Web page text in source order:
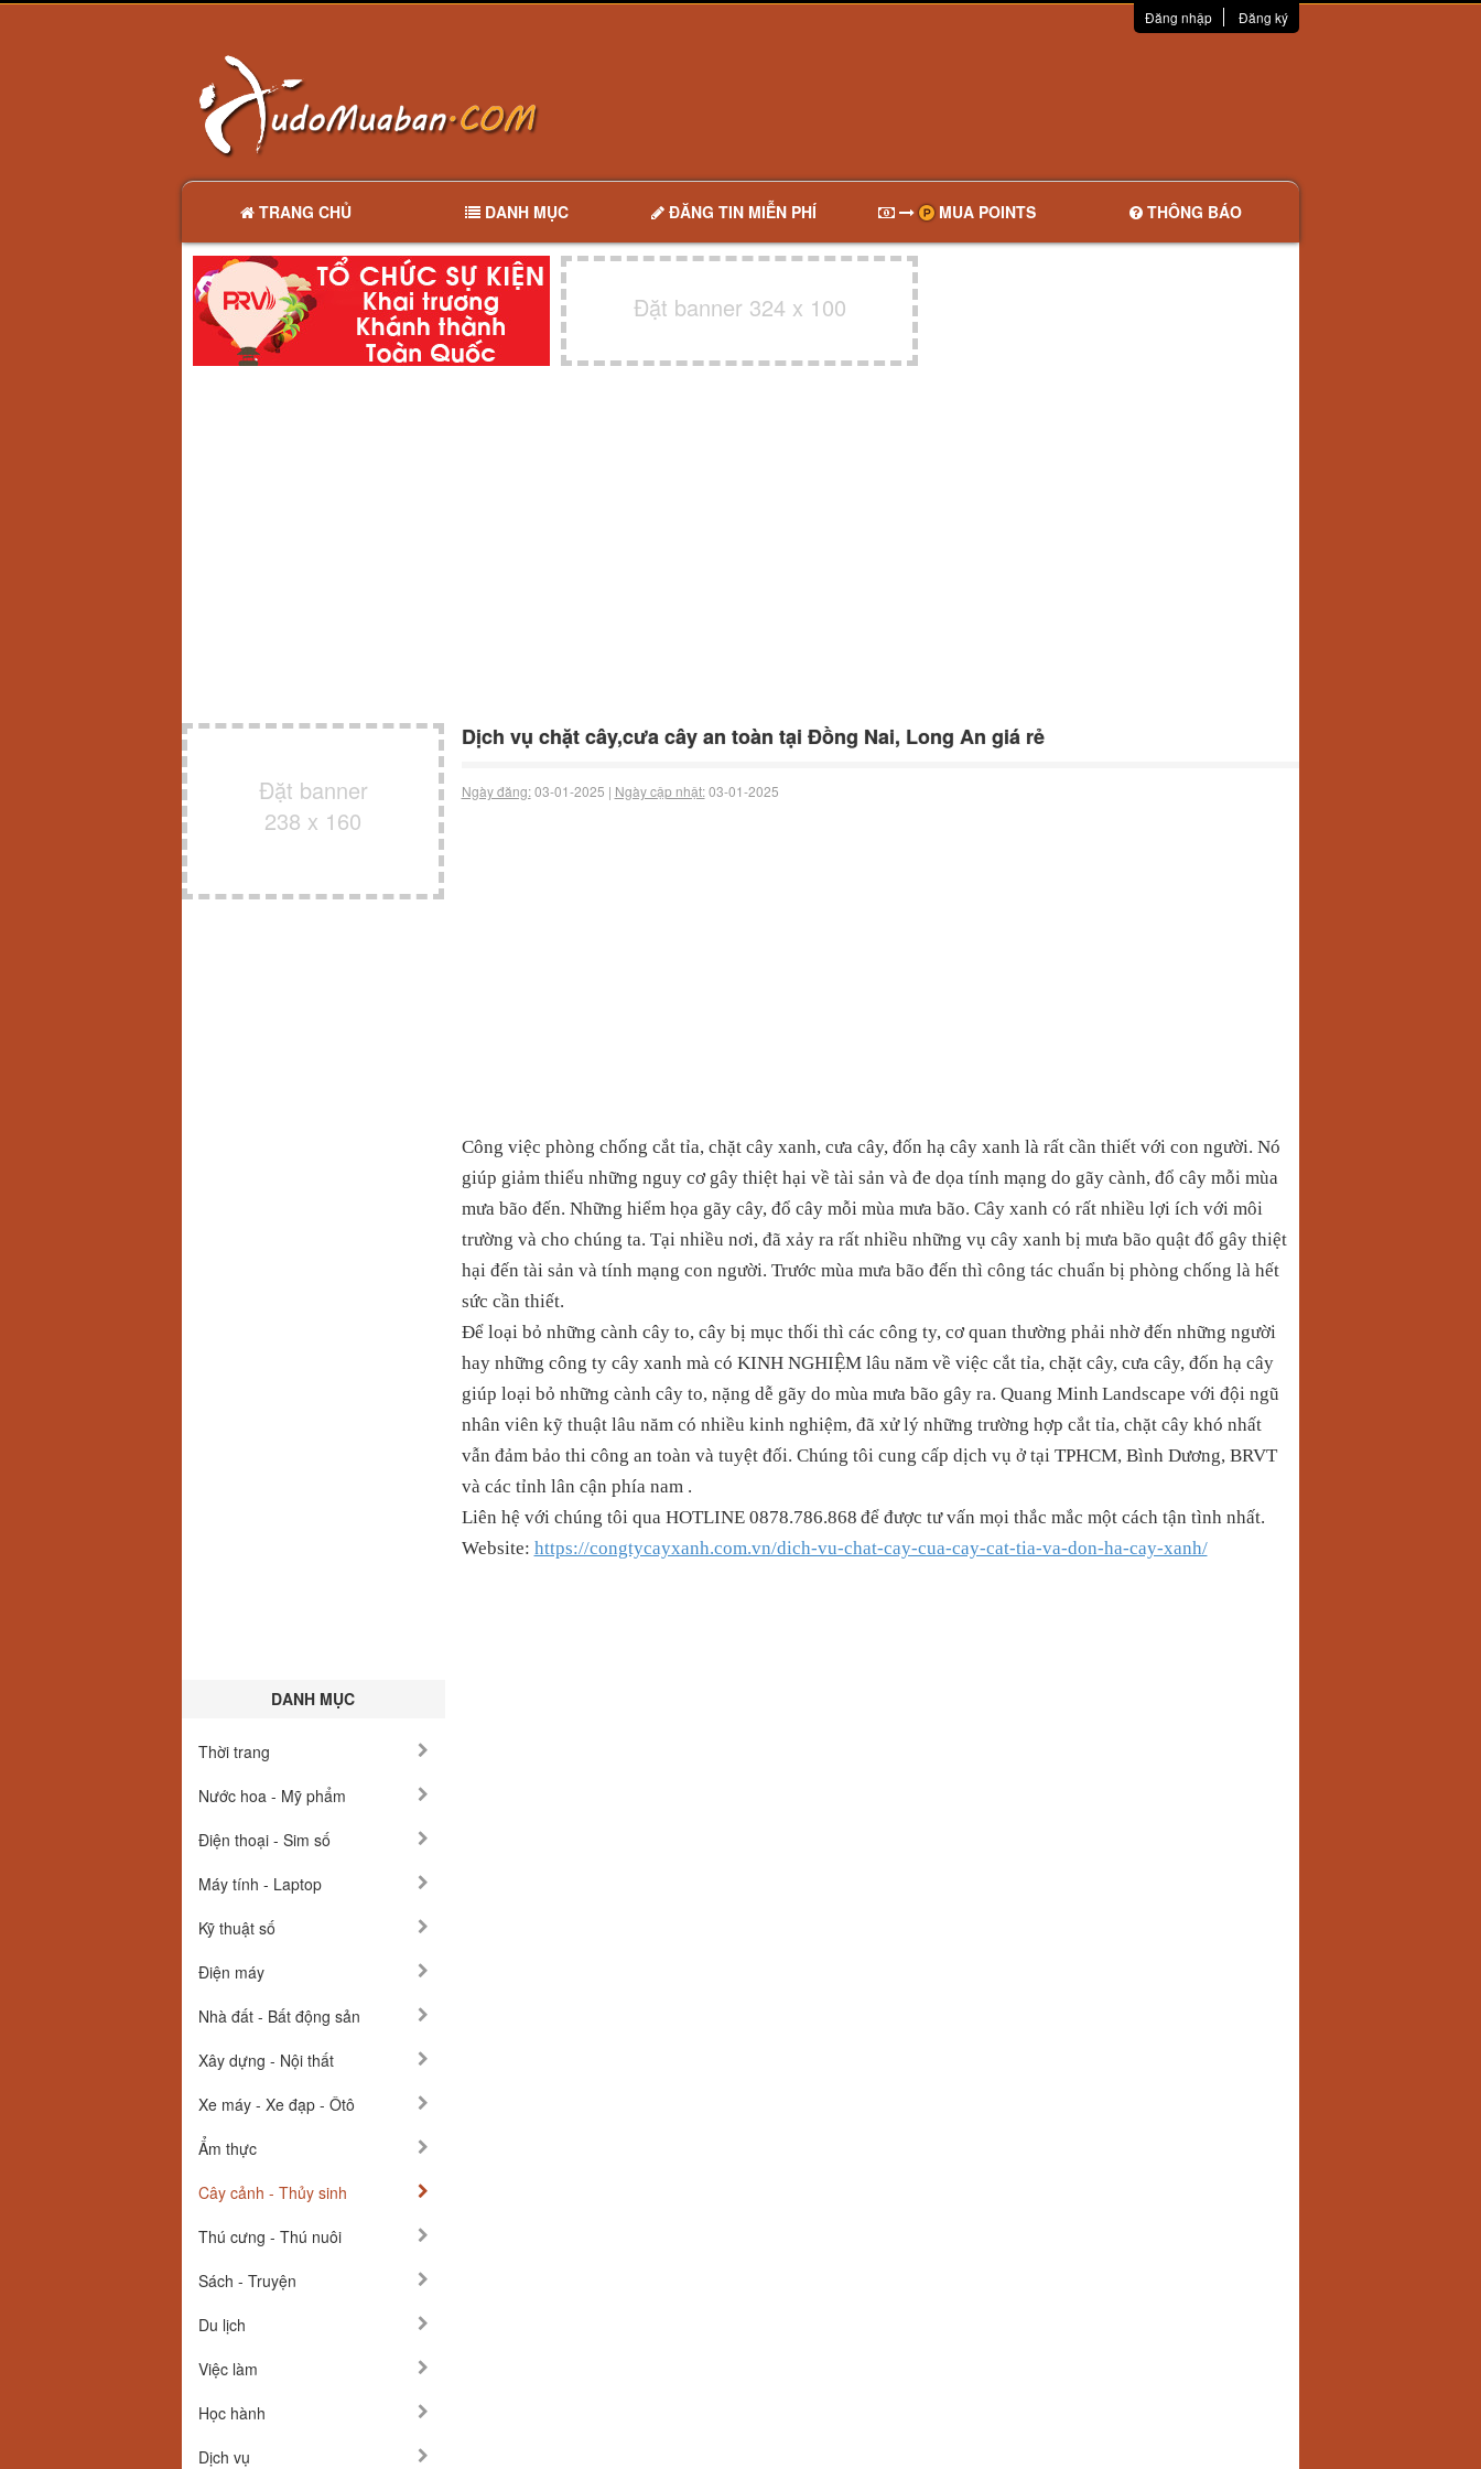
Đăng nhập Đăng ký
TRANG CHỦ DANH MỤC ĐĂNG TIN MIỄN PHÍ MUA POINTS THÔNG BÁO
Đặt banner 324 x 100
Đặt banner
238 x 160
DANH MỤC
Thời trang
Nước hoa - Mỹ phẩm
Điện thoại - Sim số
Máy tính - Laptop
Kỹ thuật số
Điện máy
Nhà đất - Bất động sản
Xây dựng - Nội thất
Xe máy - Xe đạp - Ôtô
Ẩm thực
Cây cảnh - Thủy sinh
Thú cưng - Thú nuôi
Sách - Truyện
Du lịch
Việc làm
Học hành
Dịch vụ
Dịch vụ chặt cây,cưa cây an toàn tại Đồng Nai, Long An giá rẻ
Ngày đăng:03-01-2025 | Ngày cập nhật:03-01-2025
Công việc phòng chống cắt tỉa, chặt cây xanh, cưa cây, đốn hạ cây xanh là rất cần thiết với con người. Nó
giúp giảm thiểu những nguy cơ gây thiệt hại về tài sản và đe dọa tính mạng do gãy cành, đổ cây mỗi mùa
mưa bão đến. Những hiểm họa gãy cây, đổ cây mỗi mùa mưa bão. Cây xanh có rất nhiều lợi ích với môi
trường và cho chúng ta. Tại nhiều nơi, đã xảy ra rất nhiều những vụ cây xanh bị mưa bão quật đổ gây thiệt
hại đến tài sản và tính mạng con người. Trước mùa mưa bão đến thì công tác chuẩn bị phòng chống là hết
sức cần thiết.
Để loại bỏ những cành cây to, cây bị mục thối thì các công ty, cơ quan thường phải nhờ đến những người
hay những công ty cây xanh mà có KINH NGHIỆM lâu năm về việc cắt tỉa, chặt cây, cưa cây, đốn hạ cây
giúp loại bỏ những cành cây to, nặng dễ gãy do mùa mưa bão gây ra. Quang MinhLandscape với đội ngũ
nhân viên kỹ thuật lâu năm có nhiều kinh nghiệm, đã xử lý những trường hợp cắt tỉa, chặt cây khó nhất
vẫn đảm bảo thi công an toàn và tuyệt đối. Chúng tôi cung cấp dịch vụ ở tại TPHCM, Bình Dương, BRVT
và các tỉnh lân cận phía nam .
Liên hệ với chúng tôi qua HOTLINE 0878.786.868 để được tư vấn mọi thắc mắc một cách tận tình nhất.
Website: https://congtycayxanh.com.vn/dich-vu-chat-cay-cua-cay-cat-tia-va-don-ha-cay-xanh/